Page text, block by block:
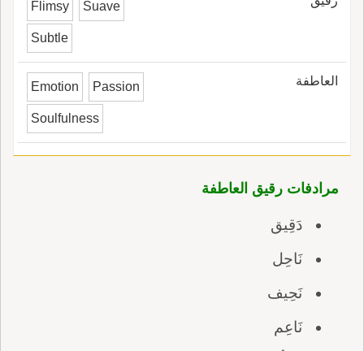
Flimsy Suave
Subtle
العاطفة Emotion Passion
Soulfulness
مرادفات رقيق العاطفة
دَقِيق
نَاحِل
نَحِيف
نَاعِم